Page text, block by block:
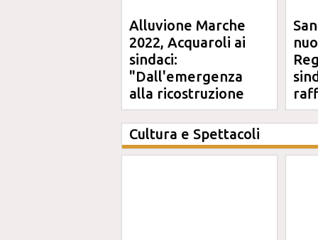
Alluvione Marche
2022, Acquaroli ai
sindaci:
"Dall'emergenza
alla ricostruzione
definitiva"
Cultura e Spettacoli